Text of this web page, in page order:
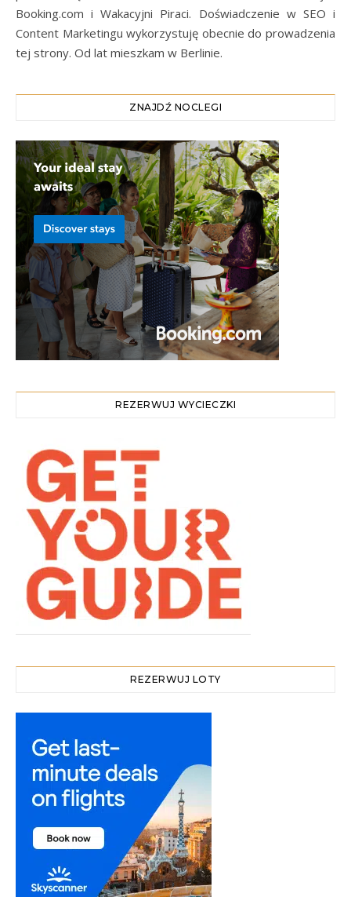
Booking.com i Wakacyjni Piraci. Doświadczenie w SEO i
Content Marketingu wykorzystuję obecnie do prowadzenia
tej strony. Od lat mieszkam w Berlinie.
ZNAJDŹ NOCLEGI
REZERWUJ WYCIECZKI
REZERWUJ LOTY